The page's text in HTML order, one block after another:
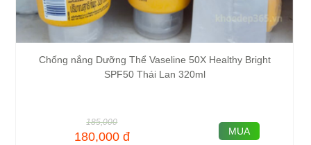
Chống nắng Dưỡng Thể Vaseline 50X Healthy Bright
SPF50 Thái Lan 320ml
185,000
180,000 đ MUA